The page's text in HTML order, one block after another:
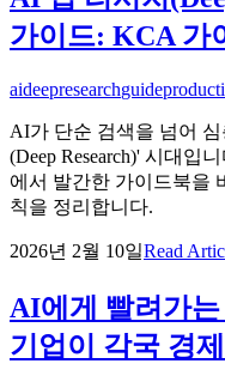
가이드: KCA 가
aideepresearchguide
AI가 단순 검색을 넘어
(Deep Research)' 시대입
에서 발간한 가이드북을
칙을 정리합니다.
2026년 2월 10일Read
AI에게 빨려가
기업이 각국 경